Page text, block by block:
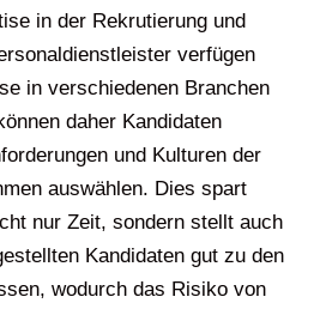
in der Rekrutierung und
verfügen
in verschiedenen Branchen
daher Kandidaten
und Kulturen der
auswählen. Dies spart
nur Zeit, sondern stellt auch
Kandidaten gut zu den
wodurch das Risiko von